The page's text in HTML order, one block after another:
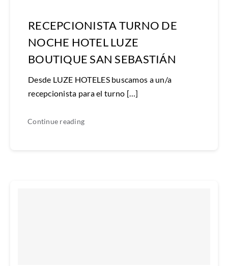
RECEPCIONISTA TURNO DE
NOCHE HOTEL LUZE
BOUTIQUE SAN SEBASTIÁN
Desde LUZE HOTELES buscamos a un/a
recepcionista para el turno […]
Continue reading